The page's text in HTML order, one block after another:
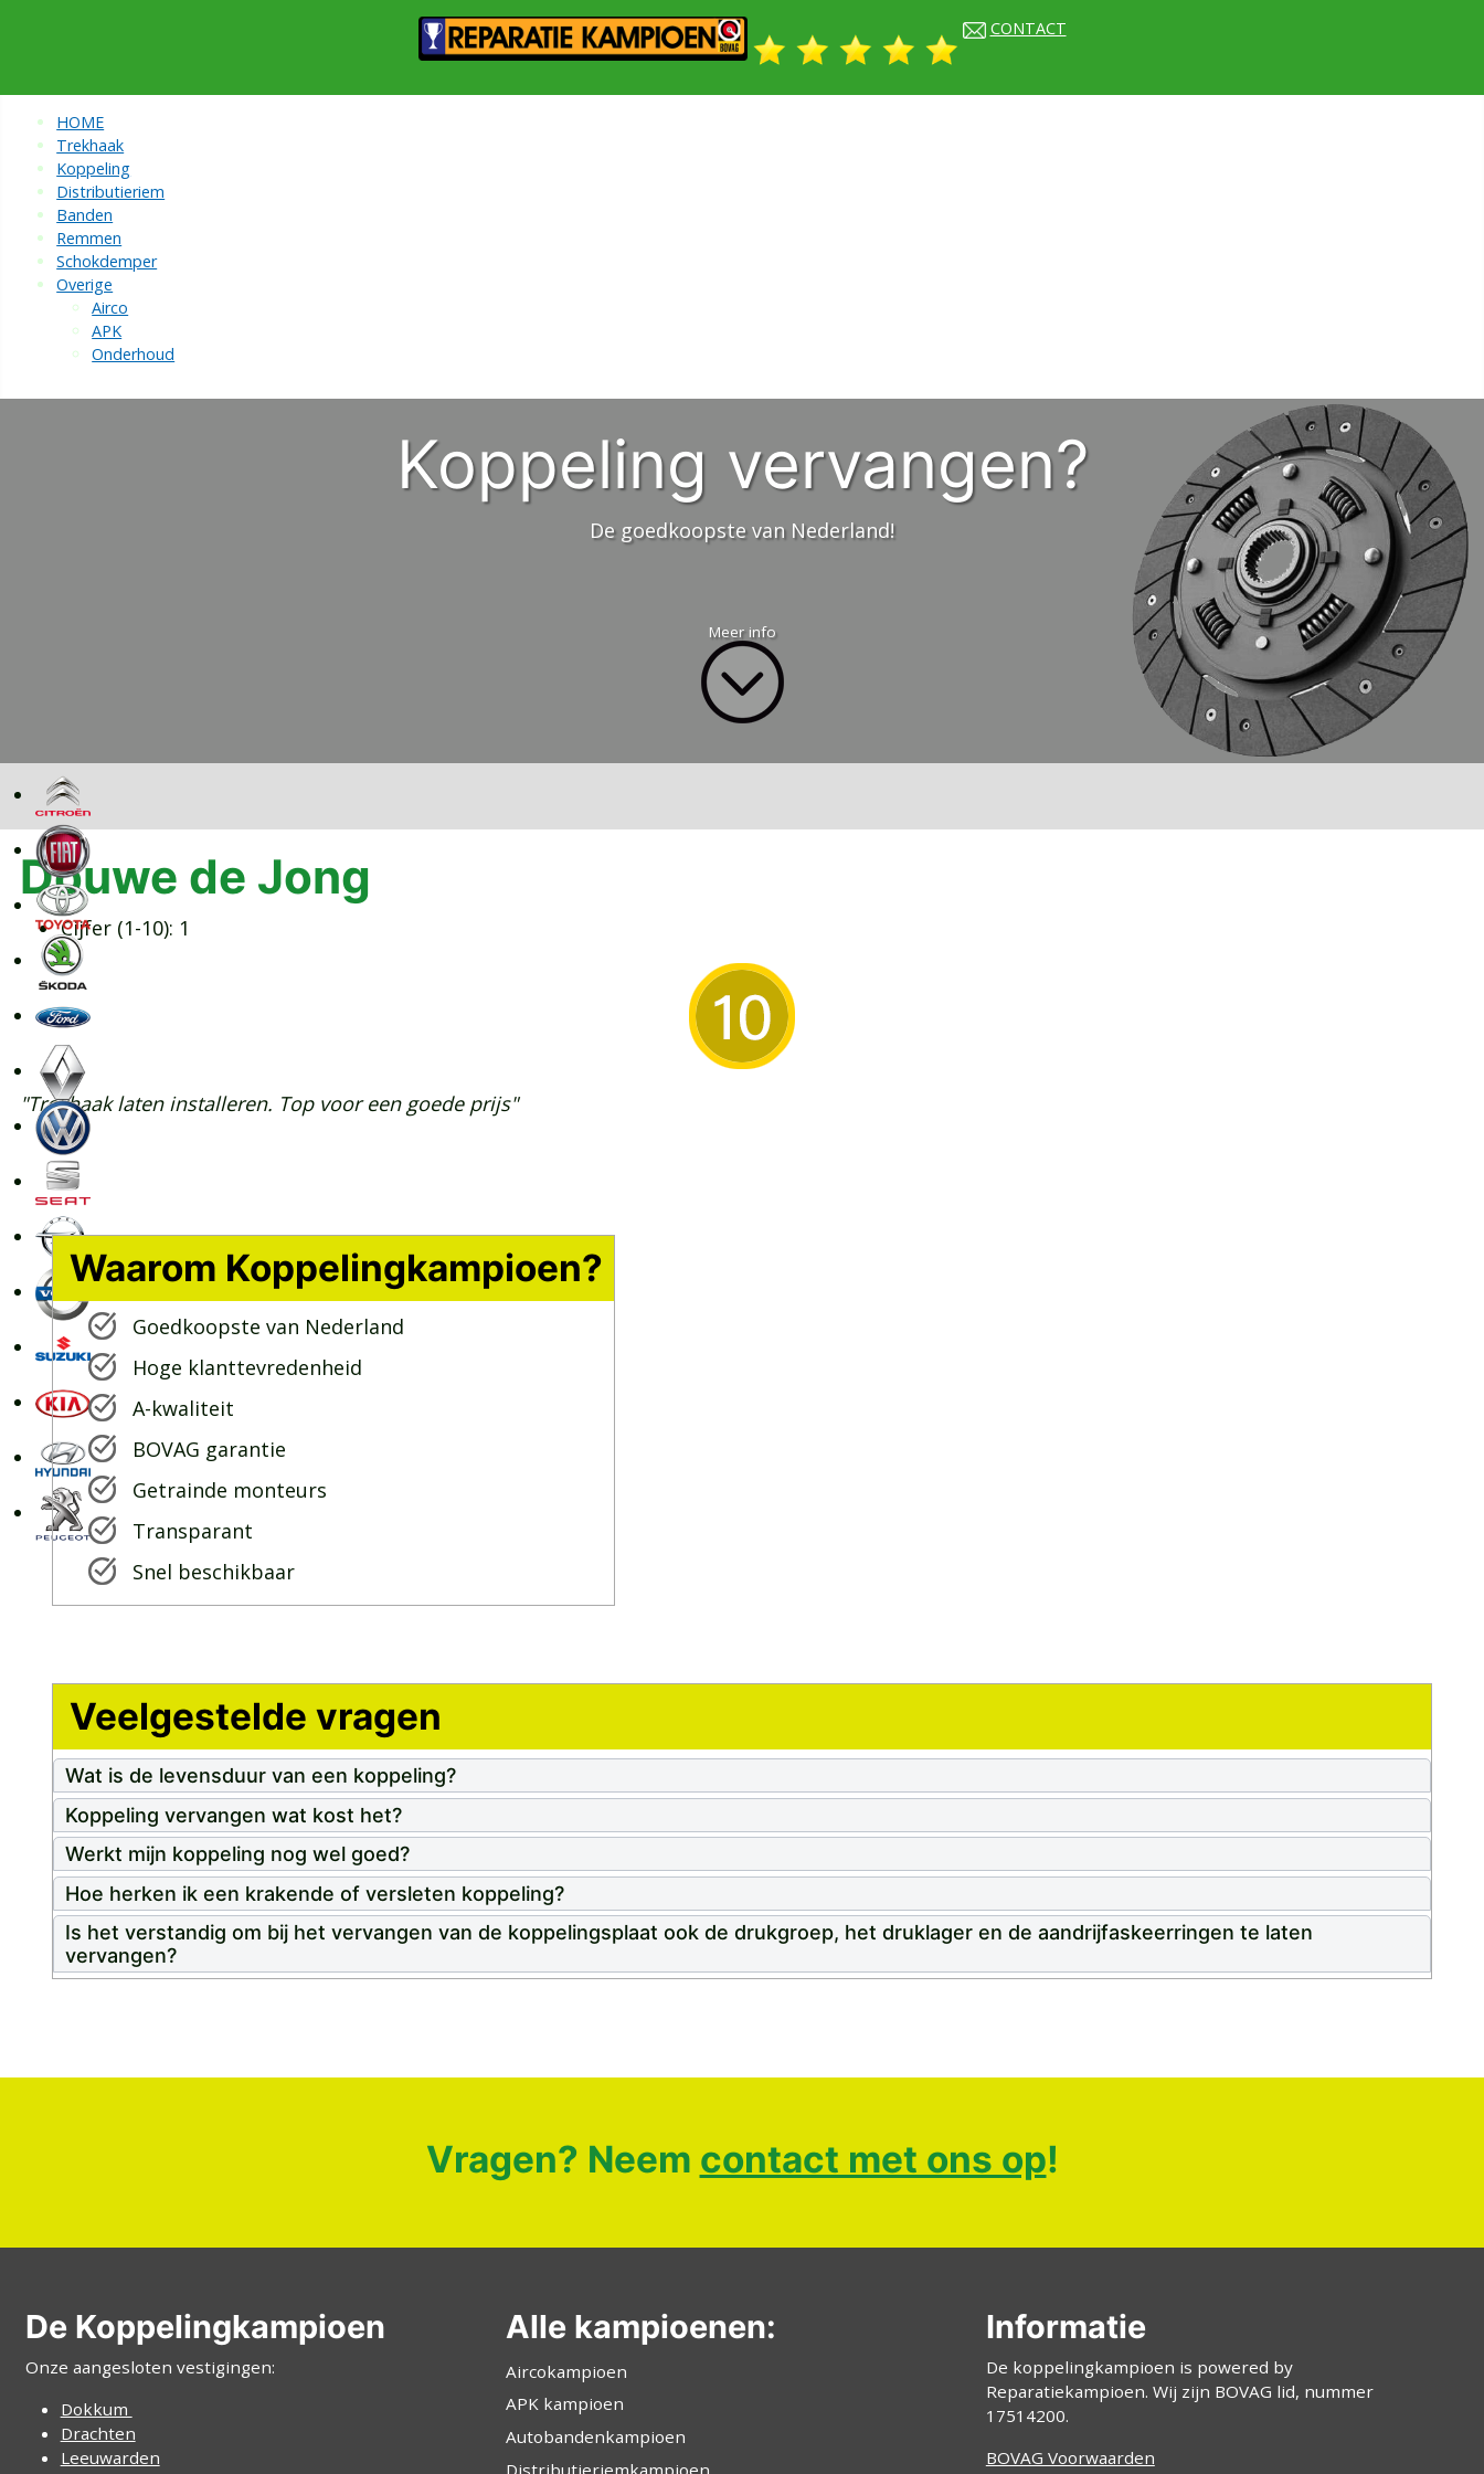
CONTACT
HOME
Trekhaak
Koppeling
Distributieriem
Banden
Remmen
Schokdemper
Overige
Airco
APK
Onderhoud
Koppeling vervangen?
De goedkoopste van Nederland!
Meer info
Douwe de Jong
Cijfer (1-10): 1
"Trekhaak laten installeren. Top voor een goede prijs"
Waarom Koppelingkampioen?
Goedkoopste van Nederland
Hoge klanttevredenheid
A-kwaliteit
BOVAG garantie
Getrainde monteurs
Transparant
Snel beschikbaar
Veelgestelde vragen
Wat is de levensduur van een koppeling?
Koppeling vervangen wat kost het?
Werkt mijn koppeling nog wel goed?
Hoe herken ik een krakende of versleten koppeling?
Is het verstandig om bij het vervangen van de koppelingsplaat ook de drukgroep, het druklager en de aandrijfaskeerringen te laten
vervangen?
Vragen? Neem contact met ons op!
De Koppelingkampioen
Onze aangesloten vestigingen:
Dokkum
Drachten
Leeuwarden
Alle kampioenen:
Aircokampioen
APK kampioen
Autobandenkampioen
Distributieriemkampioen
Informatie
De koppelingkampioen is powered by
Reparatiekampioen. Wij zijn BOVAG lid, nummer
17514200.
BOVAG Voorwaarden